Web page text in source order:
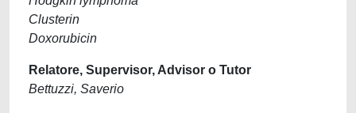
Clusterin
Doxorubicin
Relatore, Supervisor, Advisor o Tutor
Bettuzzi, Saverio